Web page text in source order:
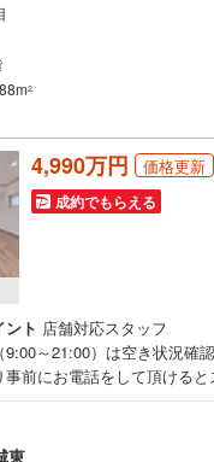
2
4,990万円 価格更新
成約でもらえる
ント 店舗対応スタッフ
9:00～21:00）は空き状況確
事前にお電話をして頂ける
成▽ご購入後もお客様の人
「安心」を守り続けます。
東